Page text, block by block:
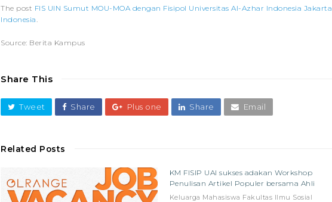
The post FIS UIN Sumut MOU-MOA dengan Fisipol Universitas Al-Azhar Indonesia Jakarta
Indonesia.
Source: Berita Kampus
Share This
Tweet Share Plus one Share Email
Related Posts
KM FISIP UAI sukses adakan Workshop
Penulisan Artikel Populer bersama Ahli
Keluarga Mahasiswa Fakultas Ilmu Sosial